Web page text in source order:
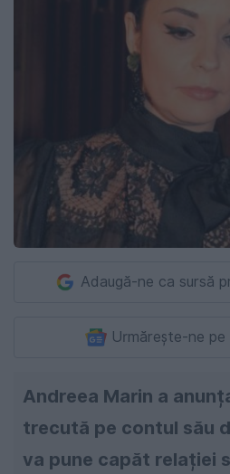
Adaugă-ne ca sursă
Urmărește-ne
Andreea Marin a
trecută pe contul său
va pune capăt relației